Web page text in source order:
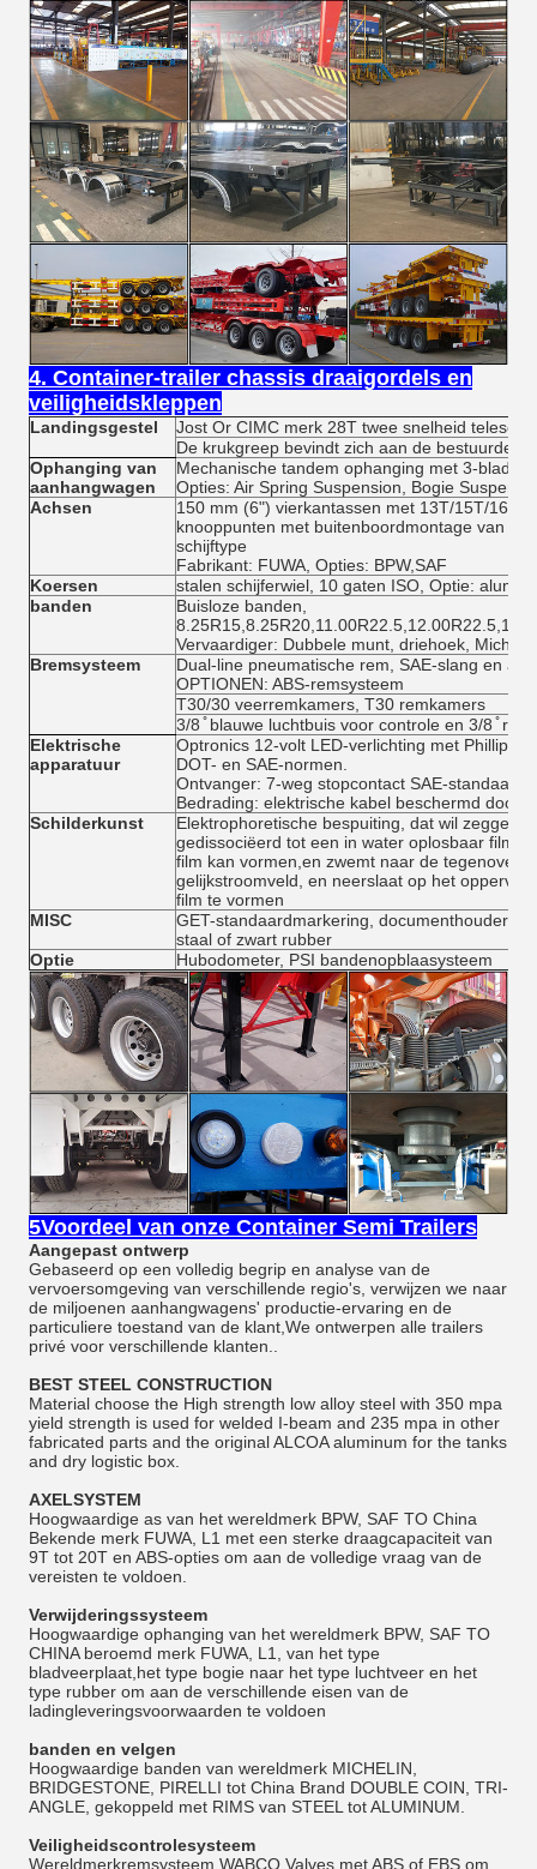
4. Container-trailer chassis draaigordels en
veiligheidskleppen
Landingsgestel
Jost Or CIMC merk 28T twee snelheid
De krukgreep bevindt zich aan de
Ophanging van
aanhangwagen
Mechanische tandem ophanging met 3-blad
Opties: Air Spring Suspension, Bogie
Achsen
150 mm (6") vierkantassen met 13T/15T/16T/
knooppunten met buitenboordmontage van
schijftype
Fabrikant: FUWA, Opties: BPW,SAF
Koersen
stalen schijferwiel, 10 gaten ISO, Optie:
banden
Buisloze banden,
Vervaardiger: Dubbele munt, driehoek,
Bremsysteem
Dual-line pneumatische rem, SAE-slang en
OPTIONEN: ABS-remsysteem
T30/30 veerremkamers, T30 remkamers
3/8 ̊ blauwe luchtbuis voor controle en 3/8
Elektrische
apparatuur
Optronics 12-volt LED-verlichting met Phillips-
DOT- en SAE-normen.
Ontvanger: 7-weg stopcontact SAE-standaard,
Bedrading: elektrische kabel beschermd door
Schilderkunst
Elektrophoretische bespuiting, dat wil zeggen
gedissociëerd tot een in water oplosbaar
film kan vormen,en zwemt naar de
gelijkstroomveld, en neerslaat op het
film te vormen
MISC
GET-standaardmarkering, documenthouder,
staal of zwart rubber
Optie
Hubodometer, PSI bandenopblaasysteem
5Voordeel van onze Container Semi Trailers
Aangepast ontwerp
Gebaseerd op een volledig begrip en analyse van de
vervoersomgeving van verschillende regio's, verwijzen we naar
de miljoenen aanhangwagens' productie-ervaring en de
particuliere toestand van de klant,We ontwerpen alle trailers
privé voor verschillende klanten..
BEST STEEL CONSTRUCTION
Material choose the High strength low alloy steel with 350 mpa
yield strength is used for welded I-beam and 235 mpa in other
fabricated parts and the original ALCOA aluminum for the tanks
and dry logistic box.
AXELSYSTEM
Hoogwaardige as van het wereldmerk BPW, SAF TO China
Bekende merk FUWA, L1 met een sterke draagcapaciteit van
9T tot 20T en ABS-opties om aan de volledige vraag van de
vereisten te voldoen.
Verwijderingssysteem
Hoogwaardige ophanging van het wereldmerk BPW, SAF TO
CHINA beroemd merk FUWA, L1, van het type
bladveerplaat,het type bogie naar het type luchtveer en het
type rubber om aan de verschillende eisen van de
ladingleveringsvoorwaarden te voldoen
banden en velgen
Hoogwaardige banden van wereldmerk MICHELIN,
BRIDGESTONE, PIRELLI tot China Brand DOUBLE COIN, TRI-
ANGLE, gekoppeld met RIMS van STEEL tot ALUMINUM.
Veiligheidscontrolesysteem
Wereldmerkremsysteem WABCO Valves met ABS of EBS om